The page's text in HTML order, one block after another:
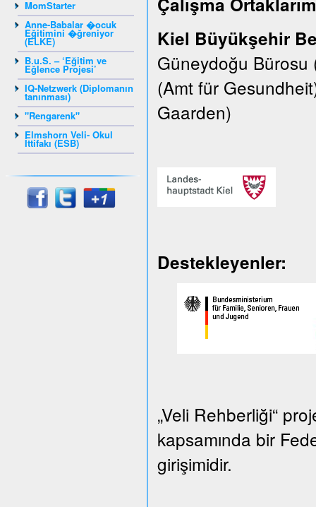
MomStarter
Anne-Babalar �ocuk
Eğitimini �ğreniyor
(ELKE)
B.u.S. – ‘Eğitim ve
Eğlence Projesi’
IQ-Netzwerk (Diplomanın
tanınması)
"Rengarenk"
Elmshorn Veli- Okul
İttifakı (ESB)
Kiel Büyükşehir
Güneydoğu Bürosu
(Amt für
Gaarden)
Destekleyenler:
„Veli Rehberliği“
kapsamında bir
girişimidir.